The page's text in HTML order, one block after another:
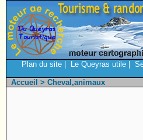
Plan du site Le Queyras utile
Accueil > Cheval,animaux